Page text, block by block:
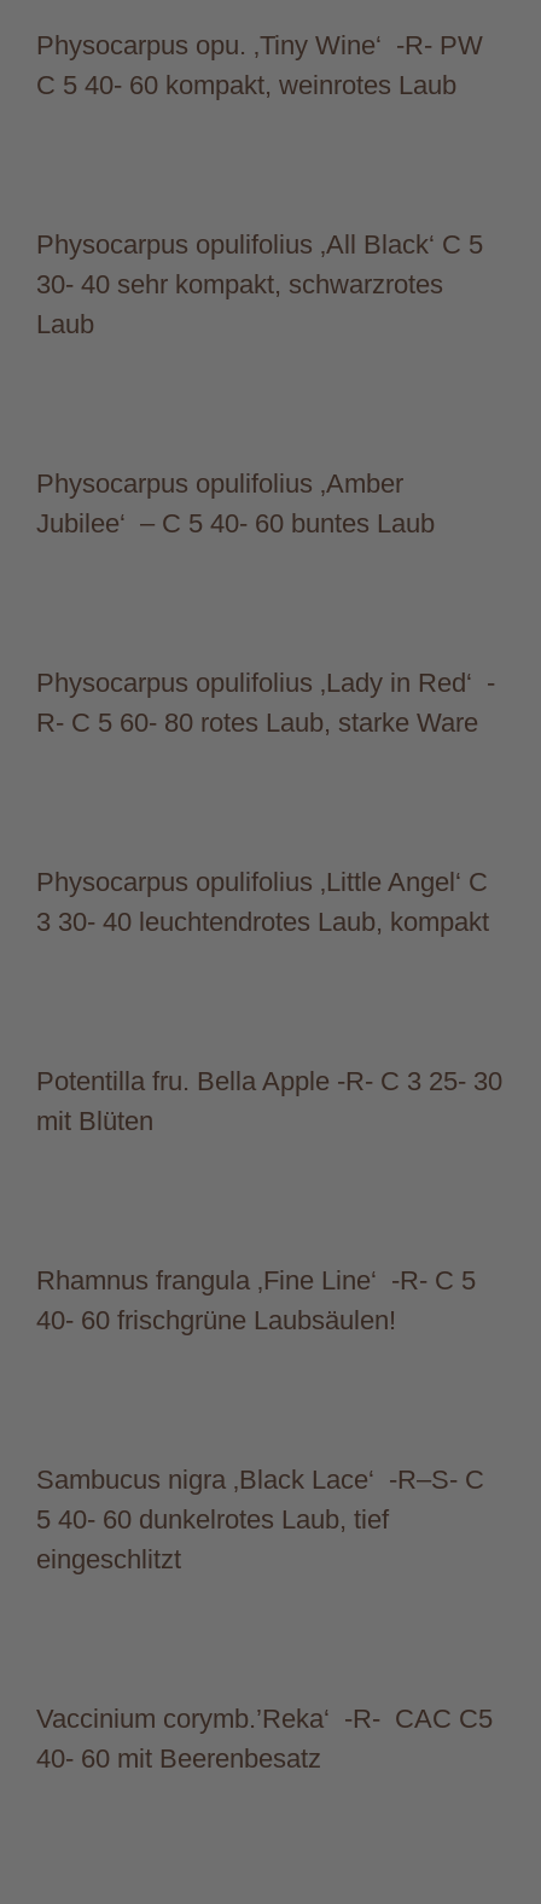
Physocarpus opu. ‚Tiny Wine‘ -R- PW
C 5 40- 60 kompakt, weinrotes Laub
Physocarpus opulifolius ‚All Black‘ C 5
30- 40 sehr kompakt, schwarzrotes
Laub
Physocarpus opulifolius ‚Amber
Jubilee‘ – C 5 40- 60 buntes Laub
Physocarpus opulifolius ‚Lady in Red‘ -
R- C 5 60- 80 rotes Laub, starke Ware
Physocarpus opulifolius ‚Little Angel‘ C
3 30- 40 leuchtendrotes Laub, kompakt
Potentilla fru. Bella Apple -R- C 3 25- 30
mit Blüten
Rhamnus frangula ‚Fine Line‘ -R- C 5
40- 60 frischgrüne Laubsäulen!
Sambucus nigra ‚Black Lace‘ -R–S- C
5 40- 60 dunkelrotes Laub, tief
eingeschlitzt
Vaccinium corymb.’Reka‘ -R- CAC C5
40- 60 mit Beerenbesatz